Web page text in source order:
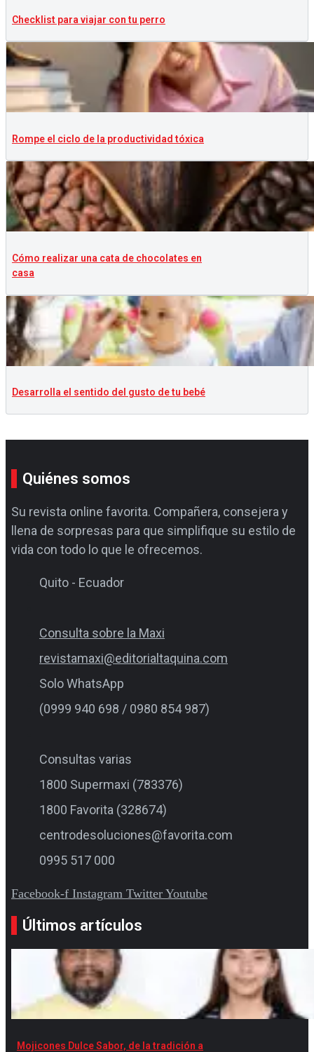
Checklist para viajar con tu perro
Rompe el ciclo de la productividad tóxica
Cómo realizar una cata de chocolates en
casa
Desarrolla el sentido del gusto de tu bebé
Quiénes somos
Su revista online favorita. Compañera, consejera y
llena de sorpresas para que simplifique su estilo de
vida con todo lo que le ofrecemos.
Quito - Ecuador
Consulta sobre la Maxi
revistamaxi@editorialtaquina.com
Solo WhatsApp
(0999 940 698 / 0980 854 987)
Consultas varias
1800 Supermaxi (783376)
1800 Favorita (328674)
centrodesoluciones@favorita.com
0995 517 000
Facebook-f Instagram Twitter Youtube
Últimos artículos
Mojicones Dulce Sabor, de la tradición a